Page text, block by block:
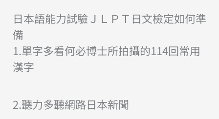
日本語能力試驗ＪＬＰＴ日文檢定如何準
備
1.單字多看何必博士所拍攝的114回常用
漢字
2.聽力多聽網路日本新聞